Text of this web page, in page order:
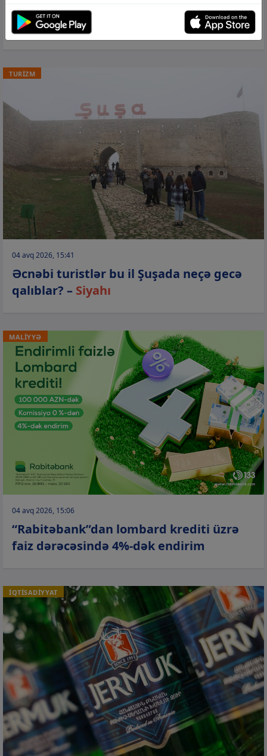
“Amazon”un bazar kapitallaşması ilk
dəfə 3 trilyon dolları keçdi
TURİZM
04 avq 2026, 15:41
Əcnəbi turistlər bu il Şuşada neçə gecə
qalıblar? – Siyahı
MALİYYƏ
04 avq 2026, 15:06
“Rabitəbank”dan lombard krediti üzrə
faiz dərəcəsində 4%-dək endirim
İQTİSADİYYAT